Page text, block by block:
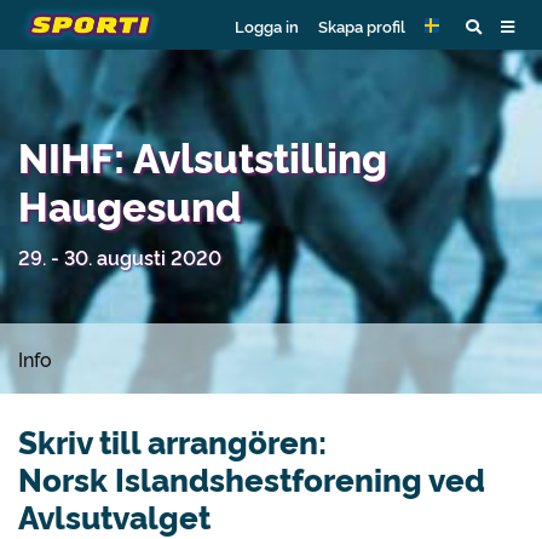
Logga in Skapa profil
NIHF: Avlsutstilling
Haugesund
29. - 30. augusti 2020
Info
Skriv till arrangören:
Norsk Islandshestforening ved
Avlsutvalget